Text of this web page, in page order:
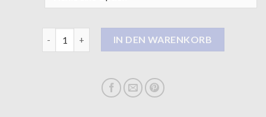
IN DEN WARENKORB